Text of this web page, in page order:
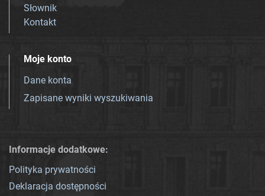
Słownik
Kontakt
Moje konto
Dane konta
Zapisane wyniki wyszukiwania
Informacje dodatkowe:
Polityka prywatności
Deklaracja dostępności